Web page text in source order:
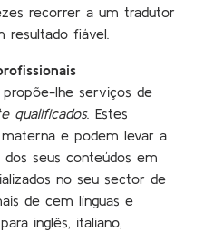
recorrer a um tradutor
resultado fiável.
propõe-lhe serviços de
qualificados. Estes
e podem levar a
seus conteúdos em
no seu sector de
de cem línguas e
inglês, italiano,